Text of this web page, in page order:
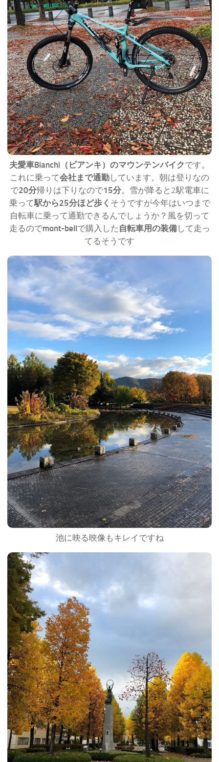
夫愛車Bianchi（ビアンキ）のマウンテンバイクです。
これに乗って会社まで通勤しています。朝は登りなの
で20分帰りは下りなので15分。雪が降ると2駅電車に
乗って駅から25分ほど歩く そうですが今年はいつまで
自転車に乗って通勤できるんでしょうか？風を切って
走るのでmont-bellで購入した 自転車用の装備して走っ
てるそうです
池に映る映像もキレイですね